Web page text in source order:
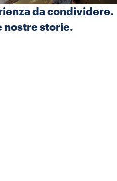
da condividere.
nostre storie.